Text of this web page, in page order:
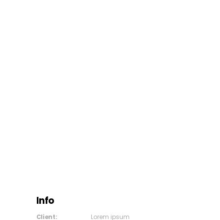
Info
Client:
Lorem ipsum